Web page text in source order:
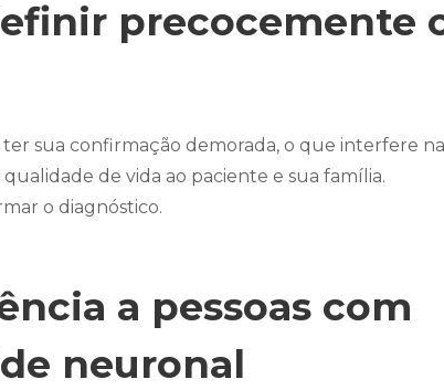
precocemente
sua confirmação demorada, o que interfere
de vida ao paciente e sua família.
o diagnóstico.
a pessoas com
neuronal